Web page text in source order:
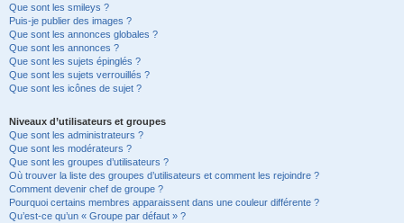
Que sont les smileys ?
Puis-je publier des images ?
Que sont les annonces globales ?
Que sont les annonces ?
Que sont les sujets épinglés ?
Que sont les sujets verrouillés ?
Que sont les icônes de sujet ?
Niveaux d’utilisateurs et groupes
Que sont les administrateurs ?
Que sont les modérateurs ?
Que sont les groupes d’utilisateurs ?
Où trouver la liste des groupes d’utilisateurs et comment les rejoindre ?
Comment devenir chef de groupe ?
Pourquoi certains membres apparaissent dans une couleur différente ?
Qu’est-ce qu’un « Groupe par défaut » ?